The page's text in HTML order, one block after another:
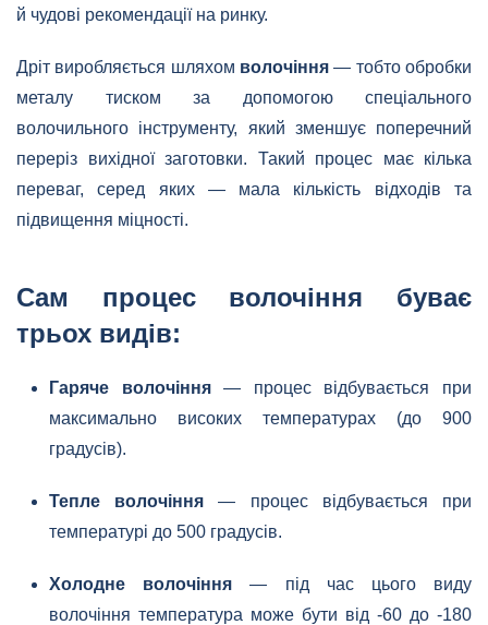
й чудові рекомендації на ринку.
Дріт виробляється шляхом волочіння — тобто обробки
металу тиском за допомогою спеціального
волочильного інструменту, який зменшує поперечний
переріз вихідної заготовки. Такий процес має кілька
переваг, серед яких — мала кількість відходів та
підвищення міцності.
Сам процес волочіння буває
трьох видів:
Гаряче волочіння— процес відбувається при
максимально високих температурах (до 900
градусів).
Тепле волочіння — процес відбувається при
температурі до 500 градусів.
Холодне волочіння — під час цього виду
волочіння температура може бути від -60 до -180